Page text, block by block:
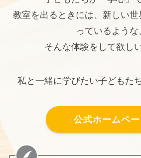
教室を出るときには、新しい
っているような
そんな体験をして欲し
私と一緒に学びたい子どもた
公式ホームペ